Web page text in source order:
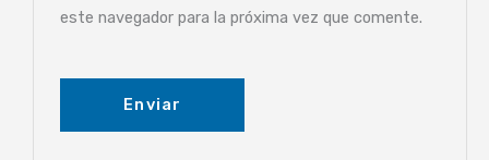
este navegador para la próxima vez que comente.